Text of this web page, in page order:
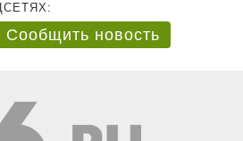
Сообщить новость